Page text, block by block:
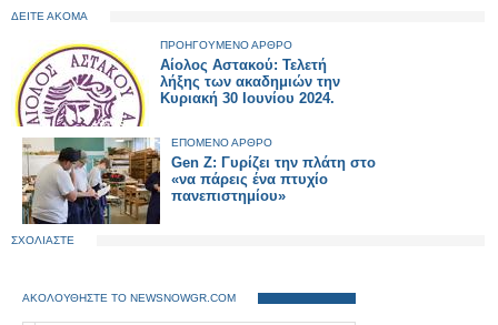
ΔΕΙΤΕ ΑΚΟΜΑ
ΠΡΟΗΓΟΥΜΕΝΟ ΑΡΘΡΟ
Αίολος Αστακού: Τελετή
λήξης των ακαδημιών την
Κυριακή 30 Ιουνίου 2024.
ΕΠΟΜΕΝΟ ΑΡΘΡΟ
Gen Z: Γυρίζει την πλάτη στο
«να πάρεις ένα πτυχίο
πανεπιστημίου»
ΣΧΟΛΙΑΣΤΕ
ΑΚΟΛΟΥΘΗΣΤΕ ΤΟ NEWSNOWGR.COM